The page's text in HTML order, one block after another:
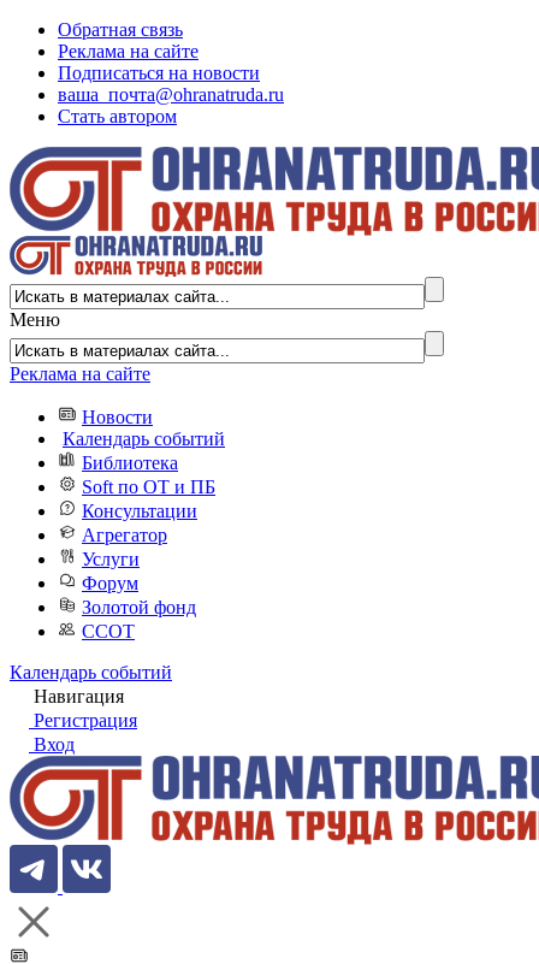
Обратная связь
Реклама на сайте
Подписаться на новости
ваша_почта@ohranatruda.ru
Стать автором
Меню
Реклама на сайте
Новости
Календарь событий
Библиотека
Soft по ОТ и ПБ
Консультации
Агрегатор
Услуги
Форум
Золотой фонд
ССОТ
Календарь событий
Навигация
Регистрация
Вход